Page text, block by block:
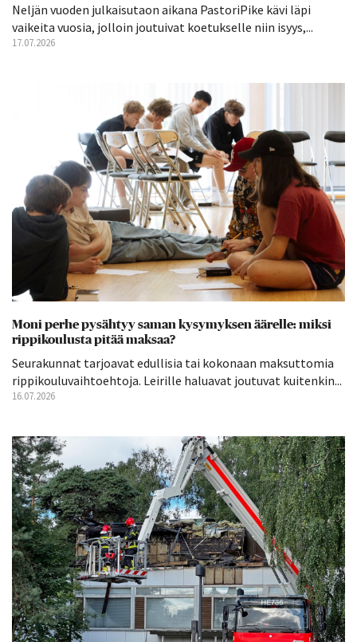
Neljän vuoden julkaisutaon aikana PastoriPike kävi läpi
vaikeita vuosia, jolloin joutuivat koetukselle niin isyys,...
17.07.2026
Moni perhe pysähtyy saman kysymyksen äärelle: miksi
rippikoulusta pitää maksaa?
Seurakunnat tarjoavat edullisia tai kokonaan maksuttomia
rippikouluvaihtoehtoja. Leirille haluavat joutuvat kuitenkin...
16.07.2026